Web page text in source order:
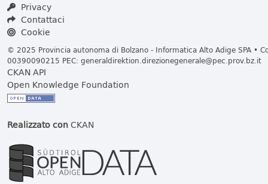
Privacy
Contattaci
Cookie
© 2025 Provincia autonoma di Bolzano - Informatica Alto Adige SPA •
00390090215 PEC: generaldirektion.direzionegenerale@pec.prov.bz.it
CKAN API
Open Knowledge Foundation
Realizzato conCKAN